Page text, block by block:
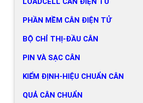
PHẦN MỀM CÂN ĐIỆN TỬ
BỘ CHỈ THỊ-ĐẦU CÂN
PIN VÀ SẠC CÂN
KIỂM ĐỊNH-HIỆU CHUẨN CÂN
QUẢ CÂN CHUẨN